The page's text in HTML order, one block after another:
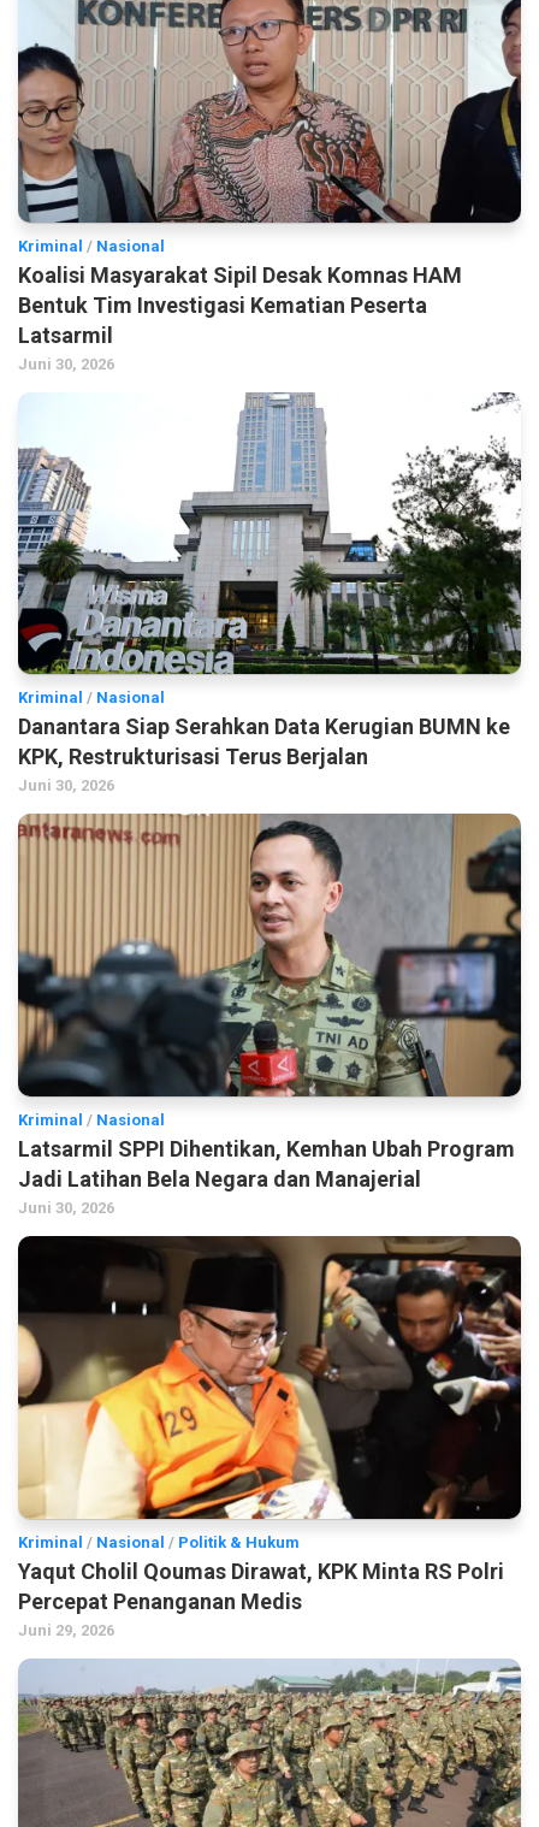
Kriminal / Nasional
Koalisi Masyarakat Sipil Desak Komnas HAM
Bentuk Tim Investigasi Kematian Peserta
Latsarmil
Juni 30, 2026
Kriminal / Nasional
Danantara Siap Serahkan Data Kerugian BUMN ke
KPK, Restrukturisasi Terus Berjalan
Juni 30, 2026
Kriminal / Nasional
Latsarmil SPPI Dihentikan, Kemhan Ubah Program
Jadi Latihan Bela Negara dan Manajerial
Juni 30, 2026
Kriminal / Nasional / Politik & Hukum
Yaqut Cholil Qoumas Dirawat, KPK Minta RS Polri
Percepat Penanganan Medis
Juni 29, 2026